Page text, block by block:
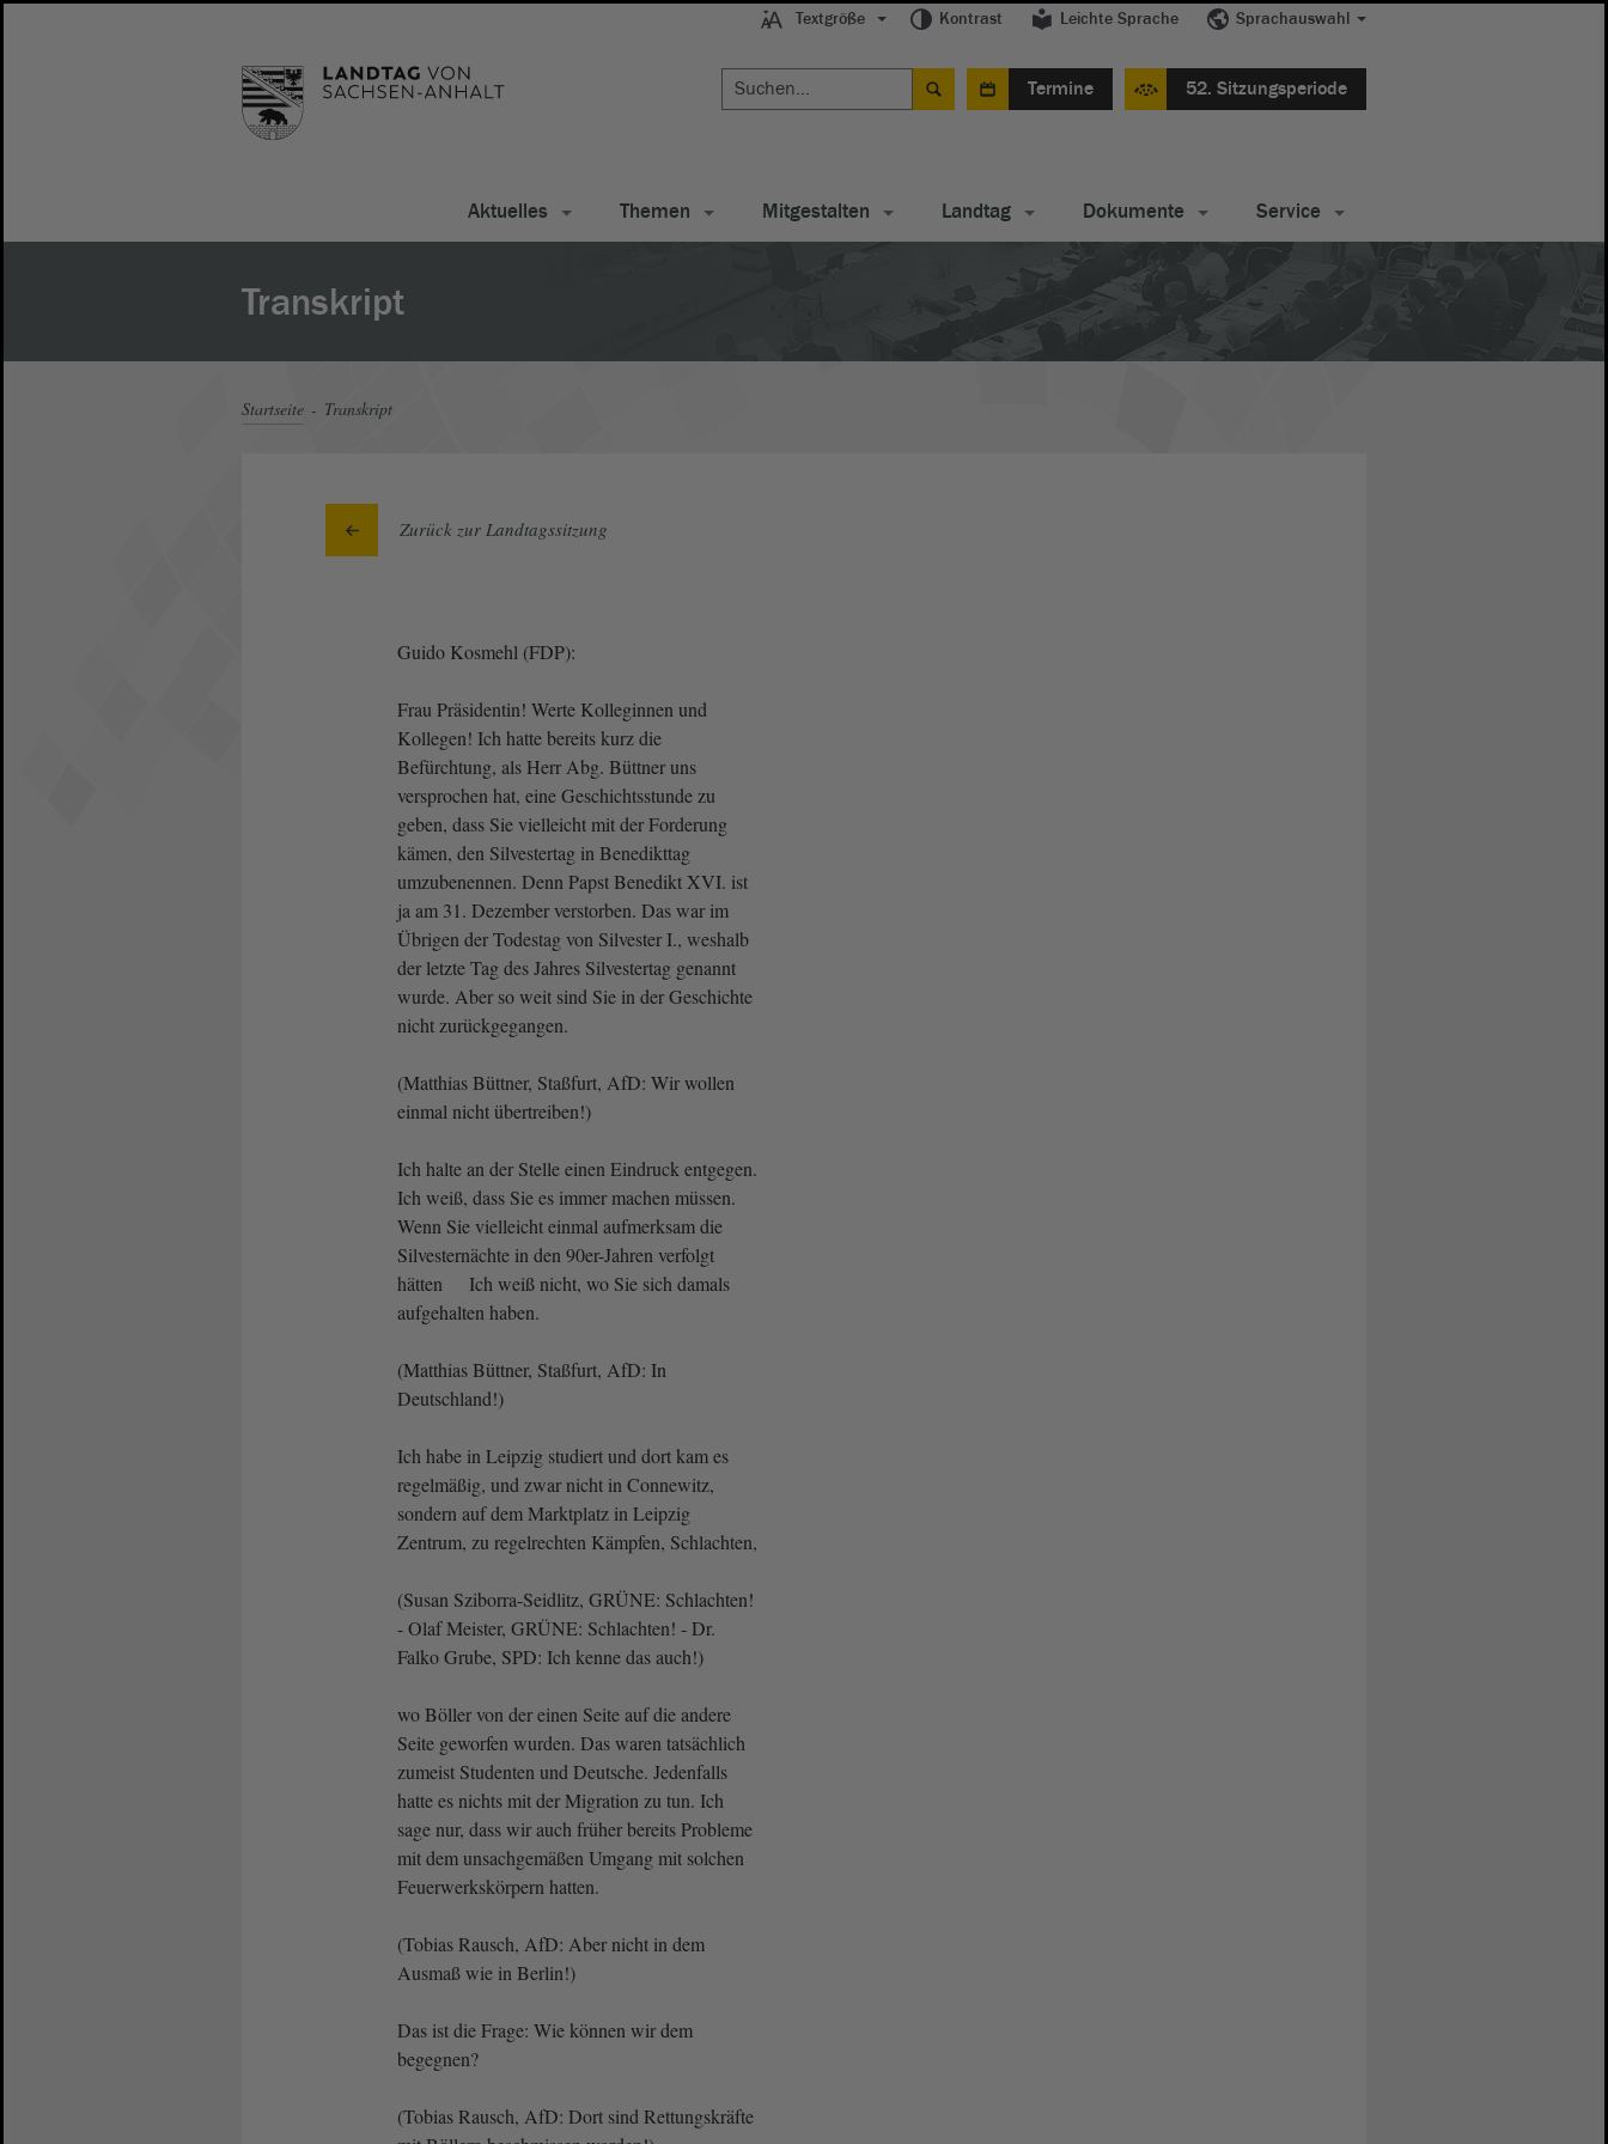
Textgröße Kontrast Leichte Sprache Sprachauswahl
Termine 52. Sitzungsperiode
Aktuelles Themen Mitgestalten Landtag Dokumente Service
Transkript
Startseite Transkript
Zurück zur Landtagssitzung
Guido Kosmehl (FDP):
Frau Präsidentin! Werte Kolleginnen und
Kollegen! Ich hatte bereits kurz die
Befürchtung, als Herr Abg. Büttner uns
versprochen hat, eine Geschichtsstunde zu
geben, dass Sie vielleicht mit der Forderung
kämen, den Silvestertag in Benedikttag
umzubenennen. Denn Papst Benedikt XVI. ist
ja am 31. Dezember verstorben. Das war im
Übrigen der Todestag von Silvester I., weshalb
der letzte Tag des Jahres Silvestertag genannt
wurde. Aber so weit sind Sie in der Geschichte
nicht zurückgegangen.
(Matthias Büttner, Staßfurt, AfD: Wir wollen
einmal nicht übertreiben!)
Ich halte an der Stelle einen Eindruck entgegen.
Ich weiß, dass Sie es immer machen müssen.
Wenn Sie vielleicht einmal aufmerksam die
Silvesternächte in den 90er-Jahren verfolgt
hätten Ich weiß nicht, wo Sie sich damals
aufgehalten haben.
(Matthias Büttner, Staßfurt, AfD: In
Deutschland!)
Ich habe in Leipzig studiert und dort kam es
regelmäßig, und zwar nicht in Connewitz,
sondern auf dem Marktplatz in Leipzig
Zentrum, zu regelrechten Kämpfen, Schlachten,
(Susan Sziborra-Seidlitz, GRÜNE: Schlachten!
- Olaf Meister, GRÜNE: Schlachten! - Dr.
Falko Grube, SPD: Ich kenne das auch!)
wo Böller von der einen Seite auf die andere
Seite geworfen wurden. Das waren tatsächlich
zumeist Studenten und Deutsche. Jedenfalls
hatte es nichts mit der Migration zu tun. Ich
sage nur, dass wir auch früher bereits Probleme
mit dem unsachgemäßen Umgang mit solchen
Feuerwerkskörpern hatten.
(Tobias Rausch, AfD: Aber nicht in dem
Ausmaß wie in Berlin!)
Das ist die Frage: Wie können wir dem
begegnen?
(Tobias Rausch, AfD: Dort sind Rettungskräfte